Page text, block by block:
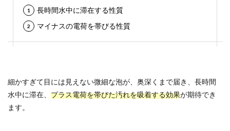
長時間水中に滞在する性質
マイナスの電荷を帯びる性質
細かすぎて目には見えない微細な泡が、奥深くまで届き、長時間
水中に滞在、 プラス電荷を帯びた汚れを吸着する効果が期待でき
ます。